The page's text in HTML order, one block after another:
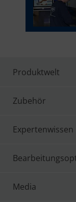
Produktwelt
Zubehör
Expertenwissen
Media